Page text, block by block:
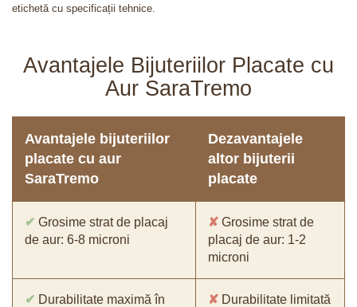
etichetă cu specificații tehnice.
Avantajele Bijuteriilor Placate cu
Aur SaraTremo
Avantajele bijuteriilor
placate cu aur
SaraTremo
Dezavantajele
altor bijuterii
placate
✔ Grosime strat de placaj
de aur: 6-8 microni
✘ Grosime strat de
placaj de aur: 1-2
microni
✔ Durabilitate maximă în
✘ Durabilitate limitată